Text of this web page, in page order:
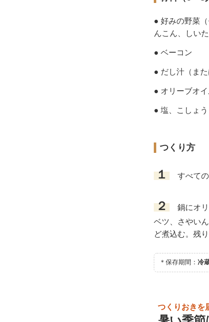
● 好みの野菜
んこん、しいた
● ベーコン
● だし汁（また
● オリーブオ
● 塩、こしょう
つくり方
１ すべての
２
鍋にオリ
ベツ、さやい
ど煮込む。残
＊保存期間： 冷
つくりおきを